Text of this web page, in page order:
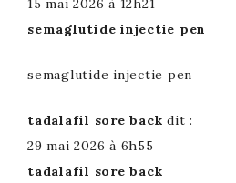
15 mai 2026 à 12h21
semaglutide injectie pen
semaglutide injectie pen
tadalafil sore back dit :
29 mai 2026 à 6h55
tadalafil sore back